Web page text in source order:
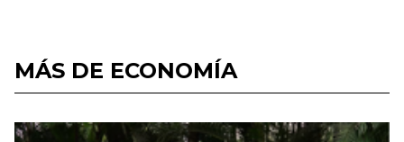
MÁS DE ECONOMÍA